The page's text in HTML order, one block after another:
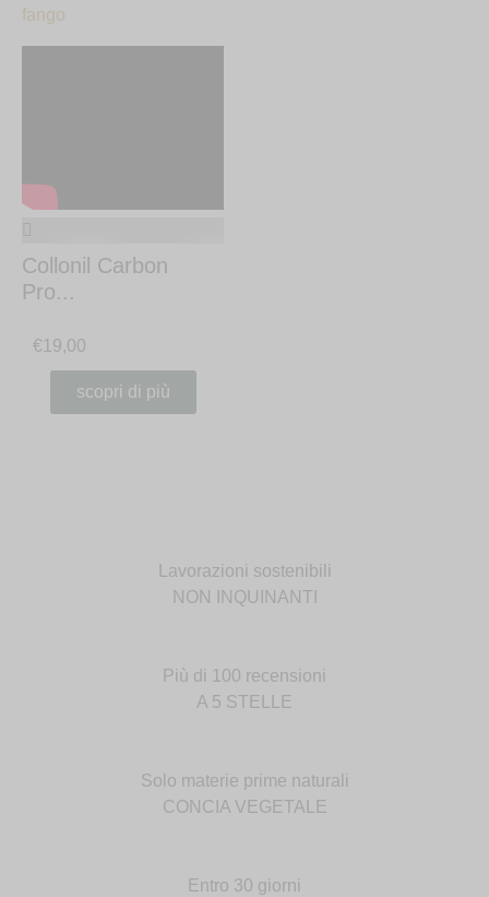
Collonil Carbon
Pro...
€19,00
scopri di più
Lavorazioni sostenibili
NON INQUINANTI
Più di 100 recensioni
A 5 STELLE
Solo materie prime naturali
CONCIA VEGETALE
Entro 30 giorni